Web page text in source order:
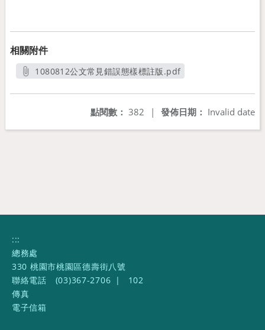
相關附件
1080812公文常見錯誤態樣標註版.pdf
發佈日期： Invalid date
點閱數： 382 |
:::
總務處
330 桃園市桃園區德壽街八號
聯絡電話
(03)367-2706 |
102
傳真
電子信箱